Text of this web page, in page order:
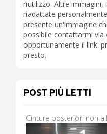
riutilizzo. Altre
riadattate
presente un'immagine
possibile contattarmi via
opportunamente il link:
presto.
POST PIÙ LETTI
Cinture posteriori non